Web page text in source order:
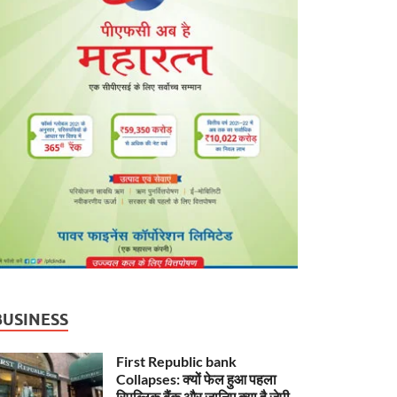
First Republic bank
Collapses: क्यों फेल हुआ पहला